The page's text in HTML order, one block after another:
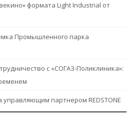
формата Light Industrial от
Промышленного парка
с «СОГАЗ-Поликлиника»:
партнером REDSTONE